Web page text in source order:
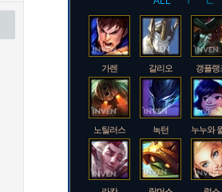
가렌 갈리오 갱플랭
노틸러스 녹턴 누누와